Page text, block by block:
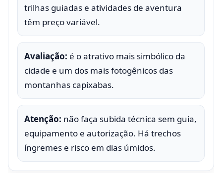
trilhas guiadas e atividades de aventura
têm preço variável.
Avaliação: é o atrativo mais simbólico da
cidade e um dos mais fotogênicos das
montanhas capixabas.
Atenção: não faça subida técnica sem guia,
equipamento e autorização. Há trechos
íngremes e risco em dias úmidos.